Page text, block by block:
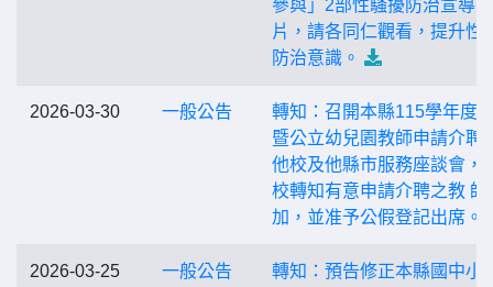
參與」2部性騷擾防治宣導影
片，請各同仁觀看，提升性
防治意識。
2026-03-30 一般公告
轉知：召開本縣115學年度
暨公立幼兒園教師申請介聘
他校及他縣市服務座談會，
校轉知有意申請介聘之教 師
加，並准予公假登記出席。
2026-03-25 一般公告
轉知：預告修正本縣國中小